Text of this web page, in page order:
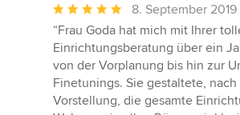
Durchschnittliche
Bewertung:
5
von
5
Sternen
8. September 2019
“Frau Goda hat mich mit Ihrer
Einrichtungsberatung über ein
von der Vorplanung bis hin zur
Finetunings. Sie gestaltete,
Vorstellung, die gesamte